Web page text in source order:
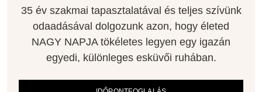
35 év szakmai tapasztalatával és teljes szívünk
odaadásával dolgozunk azon, hogy életed
NAGY NAPJA tökéletes legyen egy igazán
egyedi, különleges esküvői ruhában.